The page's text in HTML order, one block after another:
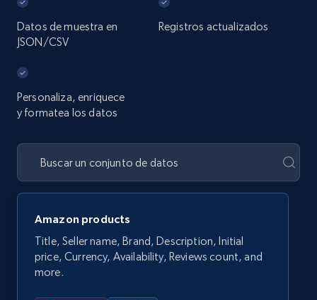
Datos de muestra en
JSON/CSV
Registros actualizados
Personaliza, enriquece
y formatea los datos
Amazon products
Title, Seller name, Brand, Description, Initial
price, Currency, Availability, Reviews count, and
more.